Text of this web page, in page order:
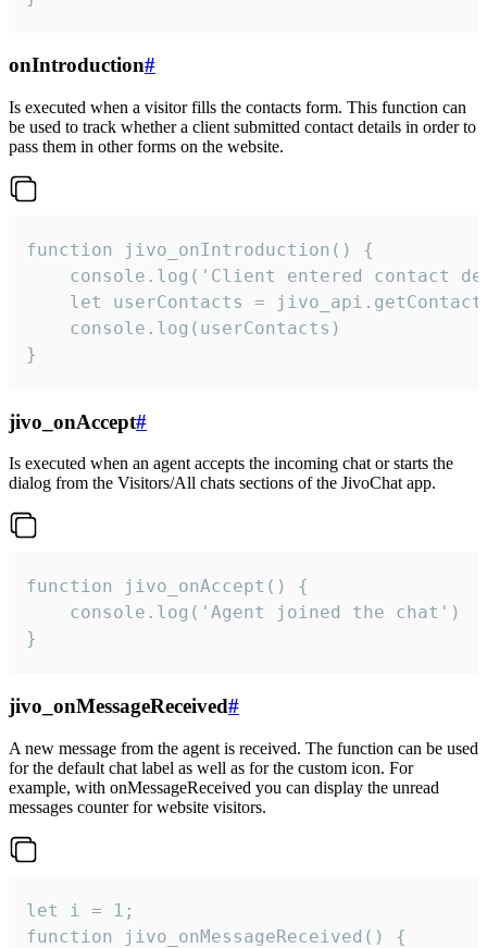
onIntroduction#
Is executed when a visitor fills the contacts form. This function can
be used to track whether a client submitted contact details in order to
pass them in other forms on the website.
function jivo_onIntroduction() {
console.log('Client entered contact
let userContacts =
    console.log(userContacts)
}
jivo_onAccept#
Is executed when an agent accepts the incoming chat or starts the
dialog from the Visitors/All chats sections of the JivoChat app.
function jivo_onAccept() {
}
jivo_onMessageReceived#
A new message from the agent is received. The function can be used
for the default chat label as well as for the custom icon. For
example, with onMessageReceived you can display the unread
messages counter for website visitors.
let i = 1;
function jivo_onMessageReceived() {